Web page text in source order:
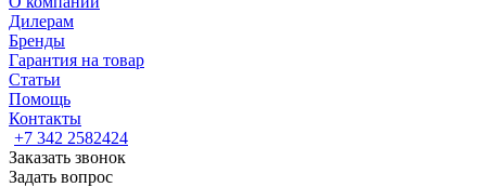
Дилерам
Бренды
Гарантия на товар
Статьи
Помощь
Контакты
+7 342 2582424
Заказать звонок
Задать вопрос